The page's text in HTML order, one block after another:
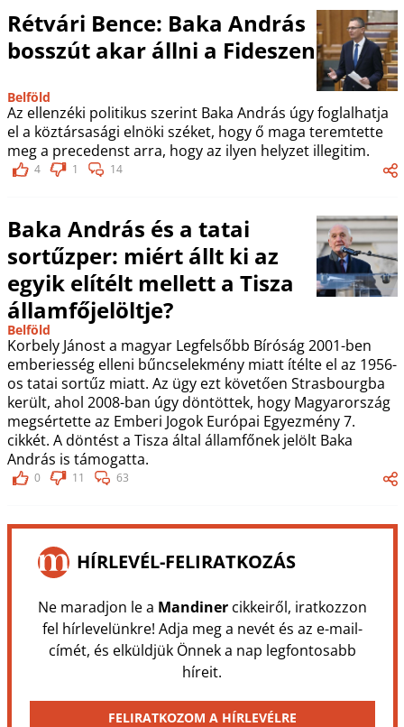
Rétvári Bence: Baka András
bosszút akar állni a Fideszen
Belföld
Az ellenzéki politikus szerint Baka András úgy foglalhatja
el a köztársasági elnöki széket, hogy ő maga teremtette
meg a precedenst arra, hogy az ilyen helyzet illegitim.
4 1 14
Baka András és a tatai
sortűzper: miért állt ki az
egyik elítélt mellett a Tisza
államfőjelöltje?
Belföld
Korbely Jánost a magyar Legfelsőbb Bíróság 2001-ben
emberiesség elleni bűncselekmény miatt ítélte el az 1956-
os tatai sortűz miatt. Az ügy ezt követően Strasbourgba
került, ahol 2008-ban úgy döntöttek, hogy Magyarország
megsértette az Emberi Jogok Európai Egyezmény 7.
cikkét. A döntést a Tisza által államfőnek jelölt Baka
András is támogatta.
0 11 63
HÍRLEVÉL-FELIRATKOZÁS
Ne maradjon le a Mandinercikkeiről, iratkozzon
fel hírlevelünkre! Adja meg a nevét és az e-mail-
címét, és elküldjük Önnek a nap legfontosabb
híreit.
FELIRATKOZOM A HÍRLEVÉLRE